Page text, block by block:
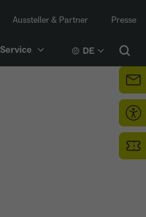
Aussteller & Partner Presse
Service DE